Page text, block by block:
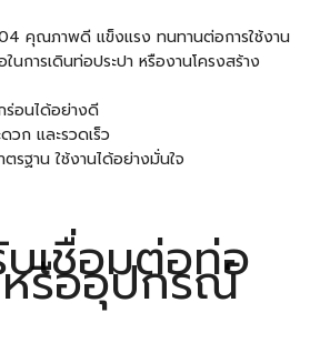
คุณภาพดี แข็งแรง ทนทานต่อการใช้งาน
นการเดินท่อประปา หรืองานโครงสร้าง
ร่อนได้อย่างดี
วก และรวดเร็ว
รฐาน ใช้งานได้อย่างมั่นใจ
บเชื่อมต่อท่อ
หรืออุปกรณ์